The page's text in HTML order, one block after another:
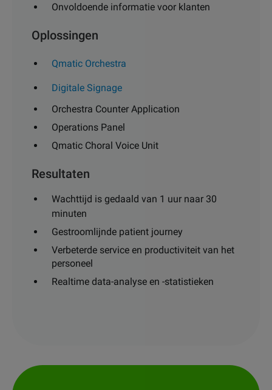
Onvoldoende informatie voor klanten
Oplossingen
Qmatic Orchestra
Digitale Signage
Orchestra Counter Application
Operations Panel
Qmatic Choral Voice Unit
Resultaten
Wachttijd is gedaald van 1 uur naar 30
minuten
Gestroomlijnde patient journey
Verbeterde service en productiviteit van het
personeel
Realtime data-analyse en -statistieken